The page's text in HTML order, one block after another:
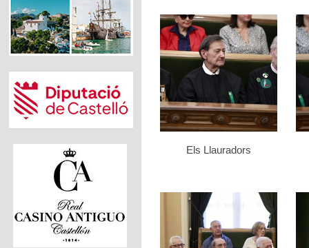
Els Llauradors